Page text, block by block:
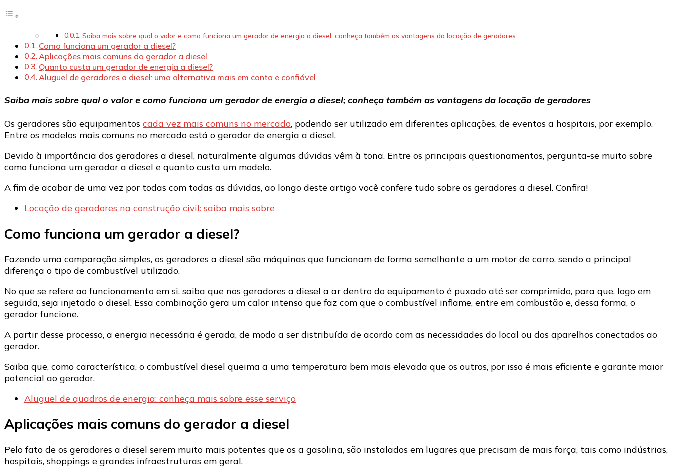
de
Saiba mais sobre qual o valor e como funciona um gerador de energia a diesel; conheça também as vantagens da locação de geradores
Como funciona um gerador a diesel?
Aplicações mais comuns do gerador a diesel
Quanto custa um gerador de energia a diesel?
Aluguel de geradores a diesel: uma alternativa mais em conta e confiável
Saiba mais sobre qual o valor e como funciona um gerador de energia a diesel; conheça também as vantagens da locação de geradores
Os geradores são equipamentos cada vez mais comuns no mercado, podendo ser utilizado em diferentes aplicações, de eventos a hospitais, por exemplo.
Entre os modelos mais comuns no mercado está o gerador de energia a diesel.
Devido à importância dos geradores a diesel, naturalmente algumas dúvidas vêm à tona. Entre os principais questionamentos, pergunta-se muito sobre
como funciona um gerador a diesel e quanto custa um modelo.
A fim de acabar de uma vez por todas com todas as dúvidas, ao longo deste artigo você confere tudo sobre os geradores a diesel. Confira!
Locação de geradores na construção civil: saiba mais sobre
Como funciona um gerador a diesel?
Fazendo uma comparação simples, os geradores a diesel são máquinas que funcionam de forma semelhante a um motor de carro, sendo a principal
diferença o tipo de combustível utilizado.
No que se refere ao funcionamento em si, saiba que nos geradores a diesel a ar dentro do equipamento é puxado até ser comprimido, para que, logo em
seguida, seja injetado o diesel. Essa combinação gera um calor intenso que faz com que o combustível inflame, entre em combustão e, dessa forma, o
gerador funcione.
A partir desse processo, a energia necessária é gerada, de modo a ser distribuída de acordo com as necessidades do local ou dos aparelhos conectados ao
gerador.
Saiba que, como característica, o combustível diesel queima a uma temperatura bem mais elevada que os outros, por isso é mais eficiente e garante maior
potencial ao gerador.
Aluguel de quadros de energia: conheça mais sobre esse serviço
Aplicações mais comuns do gerador a diesel
Pelo fato de os geradores a diesel serem muito mais potentes que os a gasolina, são instalados em lugares que precisam de mais força, tais como indústrias,
hospitais, shoppings e grandes infraestruturas em geral.